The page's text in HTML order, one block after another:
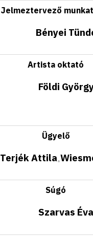
Jelmeztervező
Bényei
Artista oktató
Földi
Ügyelő
Terjék Attila•
Súgó
Szarvas Éva